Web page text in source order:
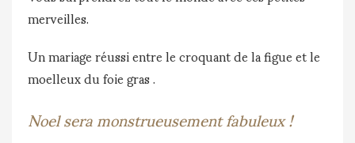
merveilles.
Un mariage réussi entre le croquant de la figue et le
moelleux du foie gras .
Noel sera monstrueusement fabuleux !